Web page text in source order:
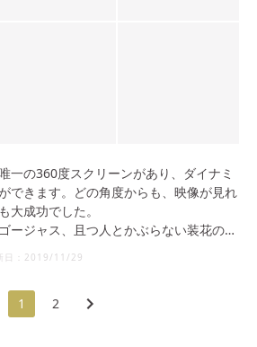
一の360度スクリーンがあり、ダイナミ
できます。どの角度からも、映像が見れ
大成功でした。
ージャス、且つ人とかぶらない装花の演
日： 2019/11/29
1 2